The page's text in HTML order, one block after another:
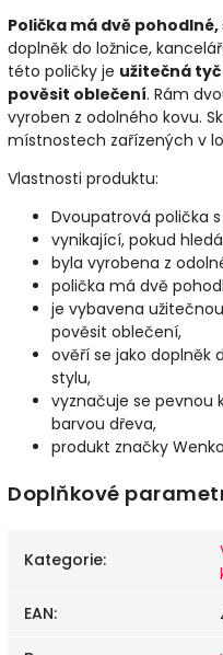
Polička má dvě
doplněk do ložnice,
této poličky je užitečná
pověsit oblečení. Rám
vyroben z odolného kovu.
místnostech zařízených v
Vlastnosti produktu:
Dvoupatrová polička s
vynikající, pokud
byla vyrobena z
polička má dvě
je vybavena
pověsit oblečení,
ověří se jako doplněk
stylu,
vyznačuje se pevnou
barvou dřeva,
produkt značky
Doplňkové
Kategorie:
EAN: